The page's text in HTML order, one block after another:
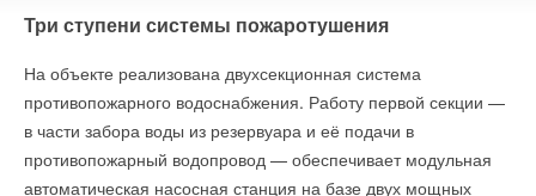
Три ступени системы пожаротушения
На объекте реализована двухсекционная система
противопожарного водоснабжения. Работу первой секции —
в части забора воды из резервуара и её подачи в
противопожарный водопровод — обеспечивает модульная
автоматическая насосная станция на базе двух мощных
Конечно! Нужно давать больше вулканов)))
Комментарий полезен?
ДА
пользователей считают этот комментарий полезным